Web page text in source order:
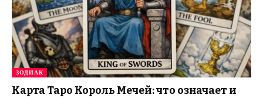
ЗОДИАК
Карта Таро Король Мечей: что означает и